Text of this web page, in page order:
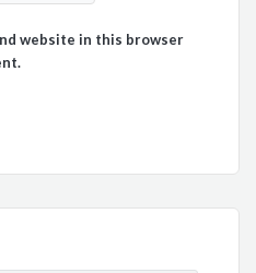
website in this browser